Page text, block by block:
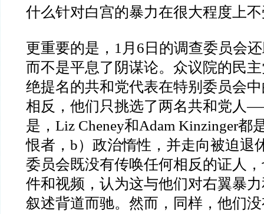
什么针对白宫的暴力在很大程度上
更重要的是， 1 月 6 日的调查委员会
而不是平息了阴谋论。众议院的民
绝提名的共和党代表在特别委员会
相反，他们只挑选了两名共和党人
是， Liz Cheney和Adam Kinzinger都
恨者， b）政治惰性，并走向被迫退
委员会既没有传唤任何相反的证人
件和视频，认为这与他们对右翼暴
叙述背道而驰。然而，同样，他们